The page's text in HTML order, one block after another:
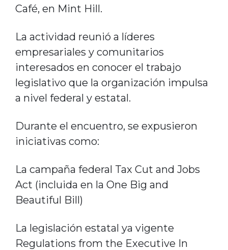
Café, en Mint Hill.
La actividad reunió a líderes
empresariales y comunitarios
interesados en conocer el trabajo
legislativo que la organización impulsa
a nivel federal y estatal.
Durante el encuentro, se expusieron
iniciativas como:
La campaña federal Tax Cut and Jobs
Act (incluida en la One Big and
Beautiful Bill)
La legislación estatal ya vigente
Regulations from the Executive In